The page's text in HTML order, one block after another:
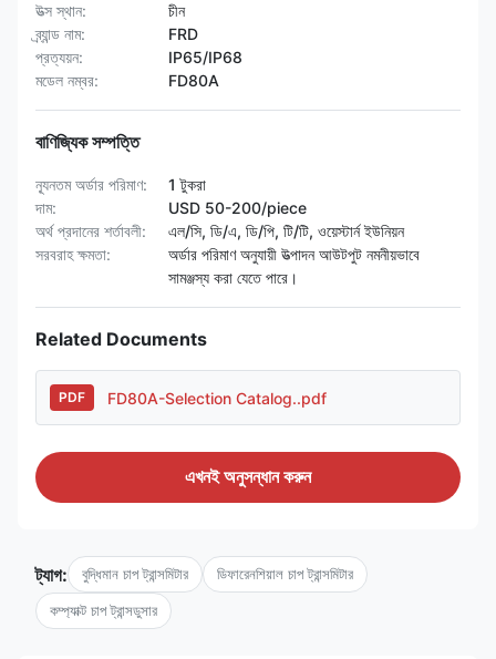
উত্স স্থান:
চীন
ব্র্যান্ড নাম:
FRD
প্রত্যয়ন:
IP65/IP68
মডেল নম্বর:
FD80A
বাণিজ্যিক সম্পত্তি
ন্যূনতম অর্ডার পরিমাণ:
1 টুকরা
দাম:
USD 50-200/piece
অর্থ প্রদানের শর্তাবলী:
এল/সি, ডি/এ, ডি/পি, টি/টি, ওয়েস্টার্ন ইউনিয়ন
সরবরাহ ক্ষমতা:
অর্ডার পরিমাণ অনুযায়ী উত্পাদন আউটপুট নমনীয়ভাবে
সামঞ্জস্য করা যেতে পারে।
Related Documents
PDF FD80A-Selection Catalog..pdf
এখনই অনুসন্ধান করুন
ট্যাগ: বুদ্ধিমান চাপ ট্রান্সমিটার ডিফারেনশিয়াল চাপ ট্রান্সমিটার
কম্প্যাক্ট চাপ ট্রান্সডুসার